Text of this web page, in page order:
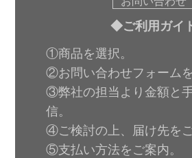
◆ご利用ガイ
①商品を選択。
②お問い合わせフォームを
③弊社の担当より金額と
信。
④ご検討の上、届け先を
⑤支払い方法をご案内。